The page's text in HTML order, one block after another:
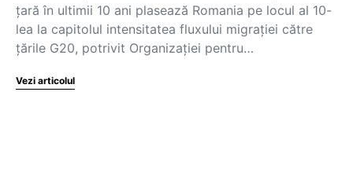
țară în ultimii 10 ani plasează Romania pe locul al 10-
lea la capitolul intensitatea fluxului migrației către
țările G20, potrivit Organizației pentru…
Vezi articolul